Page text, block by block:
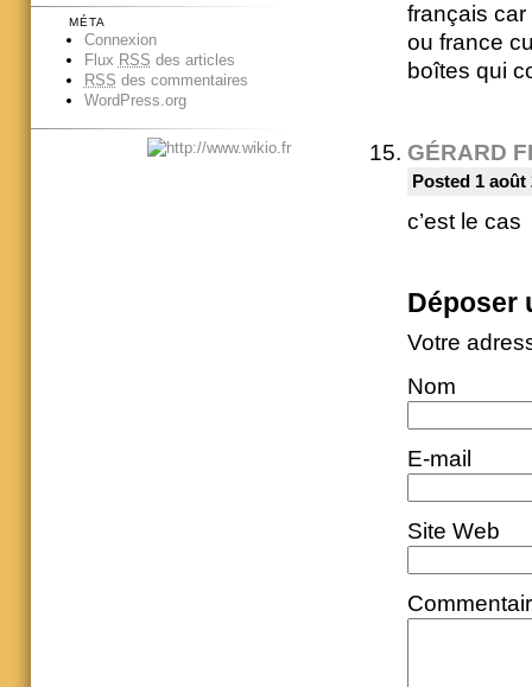
français
ou france
boîtes qui
GÉRARD
Posted 1 août
c’est le cas
Déposer
Votre
Nom
E-mail
Site Web
MÉTA
Connexion
Flux RSS des articles
RSS des commentaires
WordPress.org